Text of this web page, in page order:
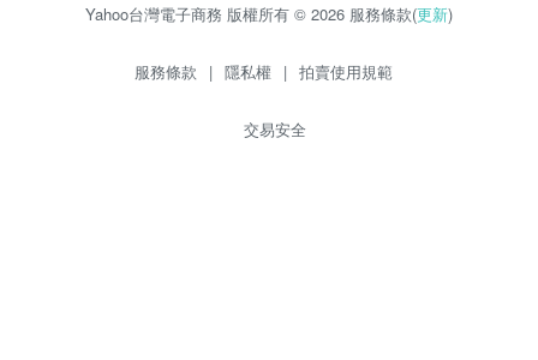
Yahoo台灣電子商務 版權所有 © 2026 服務條款(更新)
服務條款 | 隱私權 | 拍賣使用規範
交易安全